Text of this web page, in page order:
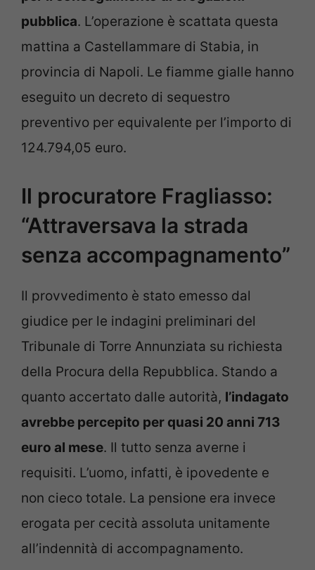
pubblica. L’operazione è scattata questa
mattina a Castellammare di Stabia, in
provincia di Napoli. Le fiamme gialle hanno
eseguito un decreto di sequestro
preventivo per equivalente per l’importo di
124.794,05 euro.
Il procuratore Fragliasso:
“Attraversava la strada
senza accompagnamento”
Il provvedimento è stato emesso dal
giudice per le indagini preliminari del
Tribunale di Torre Annunziata su richiesta
della Procura della Repubblica. Stando a
quanto accertato dalle autorità, l’indagato
avrebbe percepito per quasi 20 anni 713
euro al mese. Il tutto senza averne i
requisiti. L’uomo, infatti, è ipovedente e
non cieco totale. La pensione era invece
erogata per cecità assoluta unitamente
all’indennità di accompagnamento.